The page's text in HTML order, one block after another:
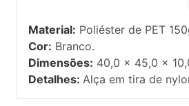
Material: Poliéster de PET
Cor: Branco.
Dimensões: 40,0 x 45,0 x
Detalhes: Alça em tira de